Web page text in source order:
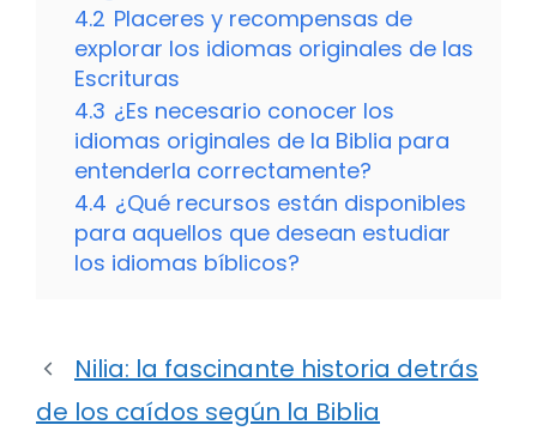
4.2 Placeres y recompensas de
explorar los idiomas originales de las
Escrituras
4.3 ¿Es necesario conocer los
idiomas originales de la Biblia para
entenderla correctamente?
4.4 ¿Qué recursos están disponibles
para aquellos que desean estudiar
los idiomas bíblicos?
Nilia: la fascinante historia detrás
de los caídos según la Biblia